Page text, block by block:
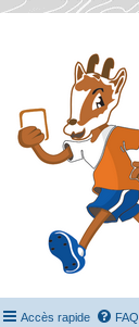
Accès rapide FAQ